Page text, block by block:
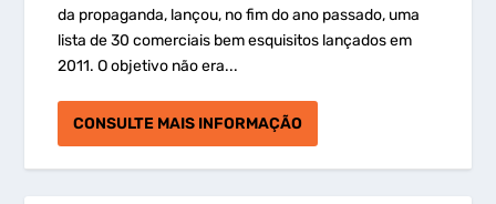
da propaganda, lançou, no fim do ano passado, uma
lista de 30 comerciais bem esquisitos lançados em
2011. O objetivo não era...
CONSULTE MAIS INFORMAÇÃO